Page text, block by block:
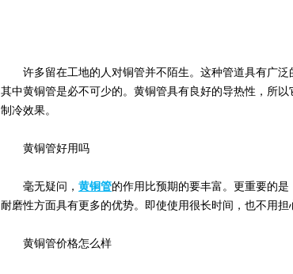
许多留在工地的人对铜管并不陌生。这种管道具有广泛
其中黄铜管是必不可少的。黄铜管具有良好的导热性，所
制冷效果。
黄铜管好用吗
毫无疑问， 黄铜管的作用比预期的要丰富。更重要的
耐磨性方面具有更多的优势。即使使用很长时间，也不用
黄铜管价格怎么样